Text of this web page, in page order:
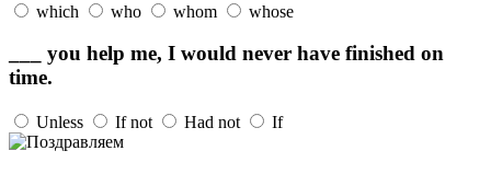
which who whom whose
___ you help me, I would never have finished on
time.
Unless If not Had not If